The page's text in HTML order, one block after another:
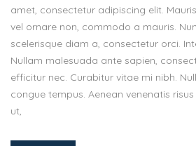
amet, consectetur adipiscing elit.
vel ornare non, commodo a mauris.
scelerisque diam a, consectetur orci.
Nullam malesuada ante sapien,
efficitur nec. Curabitur vitae mi nibh.
congue tempus. Aenean venenatis
ut,